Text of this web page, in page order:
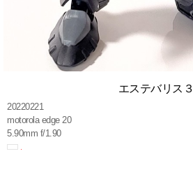
エステバリス３
20220221
motorola edge 20
5.90mm f/1.90